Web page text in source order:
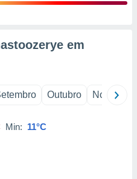
em
Outubro Novembro
Min: 11°C